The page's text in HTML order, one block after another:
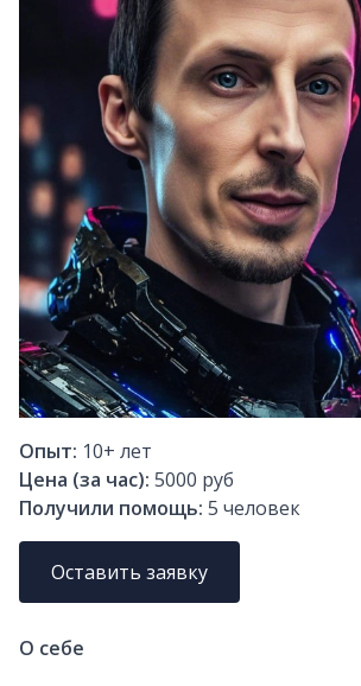
Опыт: 10+ лет
Цена (за час): 5000 руб
Получили помощь: 5 человек
Оставить заявку
О себе